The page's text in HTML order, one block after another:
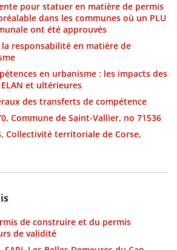
pour statuer en matière de permis
dans les communes où un PLU
ont été approuvés
responsabilité en matière de
en urbanisme : les impacts des
ELAN et ultérieures
des transferts de compétence
Commune de Saint-Vallier, no 71536
Collectivité territoriale de Corse,
de construire et du permis
de validité